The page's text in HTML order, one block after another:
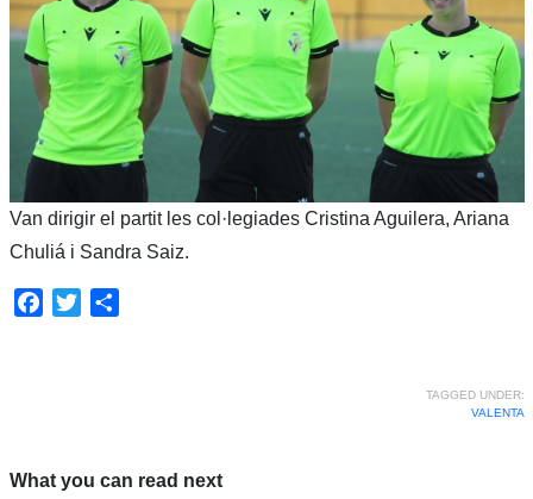
Van dirigir el partit les col·legiades Cristina Aguilera, Ariana
Chuliá i Sandra Saiz.
Facebook
Twitter
TAGGED UNDER:
VALENTA
What you can read next